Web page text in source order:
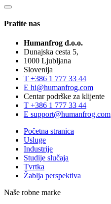
Pratite nas
Humanfrog d.o.o.
Dunajska cesta 5,
1000 Ljubljana
Slovenija
T +386 1 777 33 44
E hi@humanfrog.com
Centar podrške za klijente
T +386 1 777 33 44
E support@humanfrog.com
Početna stranica
Usluge
Industrije
Studije slučaja
Tvrtka
Žablja perspektiva
Naše robne marke